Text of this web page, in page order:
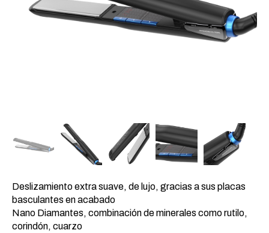
Deslizamiento extra suave, de lujo, gracias a sus placas
basculantes en acabado
Nano Diamantes, combinación de minerales como rutilo,
corindón, cuarzo